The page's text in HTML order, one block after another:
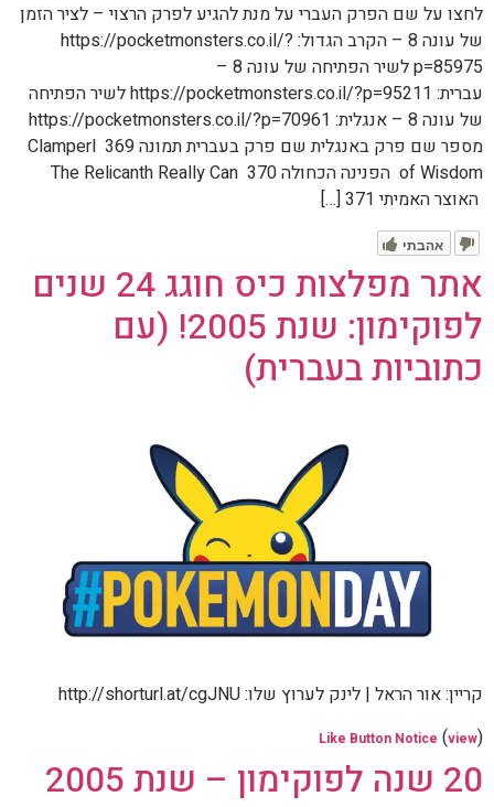
לחצו על שם הפרק העברי על מנת להגיע לפרק הרצוי – לציר הזמן
של עונה 8 – הקרב הגדול: https://pocketmonsters.co.il/?
p=85975 לשיר הפתיחה של עונה 8 –
עברית: https://pocketmonsters.co.il/?p=95211 לשיר הפתיחה
של עונה 8 – אנגלית: https://pocketmonsters.co.il/?p=70961
מספר שם פרק באנגלית שם פרק בעברית תמונה 369 Clamperl
of Wisdom הפנינה הכחולה 370 The Relicanth Really Can
האוצר האמיתי 371 […]
אהבתי
אתר מפלצות כיס חוגג 24 שנים
לפוקימון: שנת 2005! (עם
כתוביות בעברית)
קריין: אור הראל | לינק לערוץ שלו: http://shorturl.at/cgJNU
Like Button Notice (view)
20 שנה לפוקימון – שנת 2005